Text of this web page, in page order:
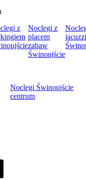
z
Noclegi z
placem
zabaw
Świnoujście
jacuzzi
Noclegi Świnoujście
centrum